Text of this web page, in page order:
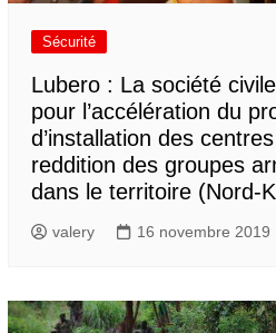
Sécurité
Lubero : La société
pour l’accélération du
d’installation des
reddition des groupes
dans le territoire (Nord-
valery 16 novembre 2019